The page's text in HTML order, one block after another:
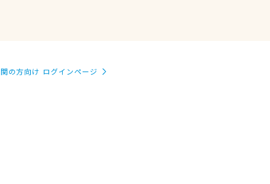
の方向け ログインページ